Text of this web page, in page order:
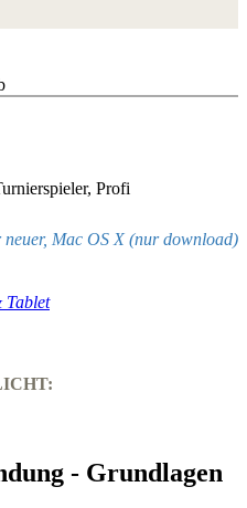
, Profi
neuer, Mac OS X (nur download)
Tablet
- Grundlagen